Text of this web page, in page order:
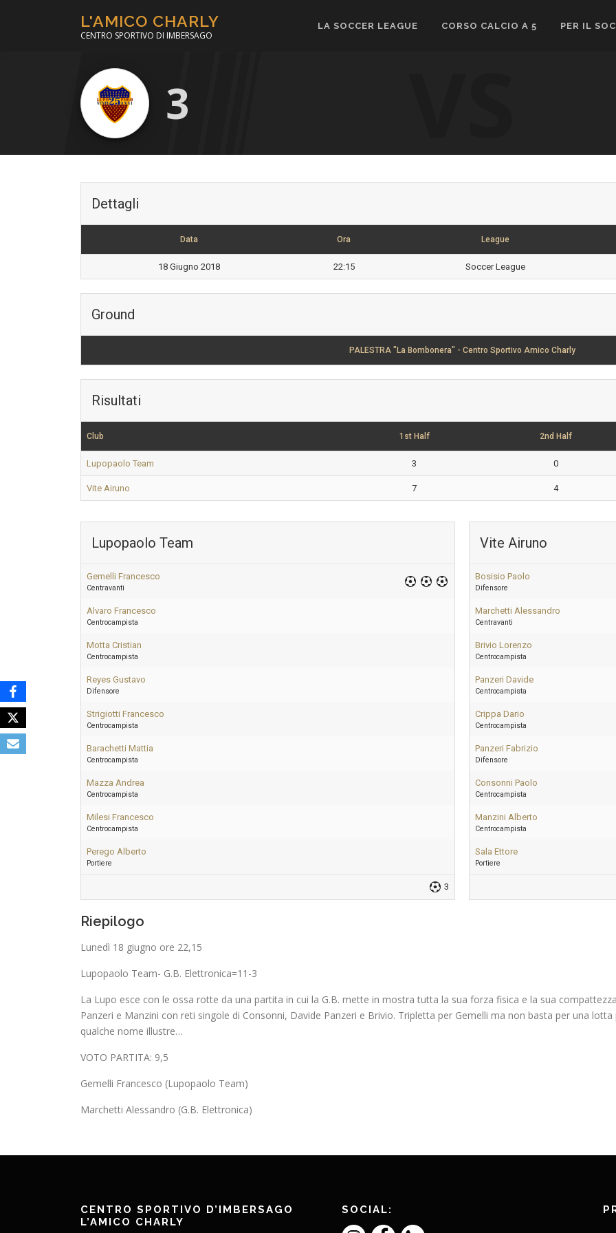
L'AMICO CHARLY
CENTRO SPORTIVO DI IMBERSAGO
LA SOCCER LEAGUE CORSO CALCIO A 5 PER IL
3
Dettagli
Data Ora League
18 Giugno 2018 22:15 Soccer League
Ground
PALESTRA "La Bombonera" - Centro Sportivo Amico Charly
Risultati
Club 1st Half 2nd Half
Lupopaolo Team 3 0
Vite Airuno 7 4
Lupopaolo Team
Gemelli Francesco
Centravanti
Alvaro Francesco
Centrocampista
Motta Cristian
Centrocampista
Reyes Gustavo
Difensore
Strigiotti Francesco
Centrocampista
Barachetti Mattia
Centrocampista
Mazza Andrea
Centrocampista
Milesi Francesco
Centrocampista
Perego Alberto
Portiere
3
Vite Airuno
Bosisio Paolo
Difensore
Marchetti Alessandro
Centravanti
Brivio Lorenzo
Centrocampista
Panzeri Davide
Centrocampista
Crippa Dario
Centrocampista
Panzeri Fabrizio
Difensore
Consonni Paolo
Centrocampista
Manzini Alberto
Centrocampista
Sala Ettore
Portiere
Riepilogo
Lunedì 18 giugno ore 22,15
Lupopaolo Team- G.B. Elettronica=11-3
La Lupo esce con le ossa rotte da una partita in cui la G.B. mette in mostra tutta la sua forza fisica e la sua
Panzeri e Manzini con reti singole di Consonni, Davide Panzeri e Brivio. Tripletta per Gemelli ma non basta per una
qualche nome illustre…
VOTO PARTITA: 9,5
Gemelli Francesco (Lupopaolo Team)
Marchetti Alessandro (G.B. Elettronica)
CENTRO SPORTIVO D’IMBERSAGO
L’AMICO CHARLY
SOCIAL: